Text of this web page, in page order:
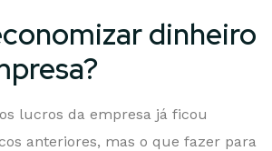
dinheiro
lucros da empresa já ficou
anteriores, mas o que fazer para